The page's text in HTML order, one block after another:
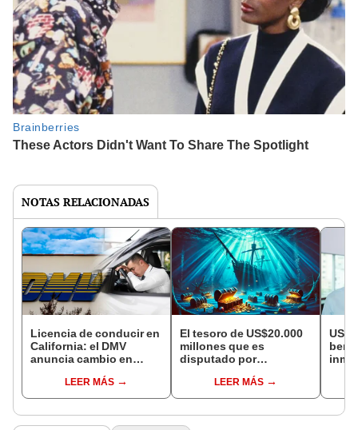
NOTAS RELACIONADAS
Licencia de conducir en
California: el DMV
anuncia cambio en
conductores en
Estados Unidos
LEER MÁS
El tesoro de US$20.000
millones que es
disputado por
Unidos y España: lleva
más de 300 años bajo el
LEER MÁS